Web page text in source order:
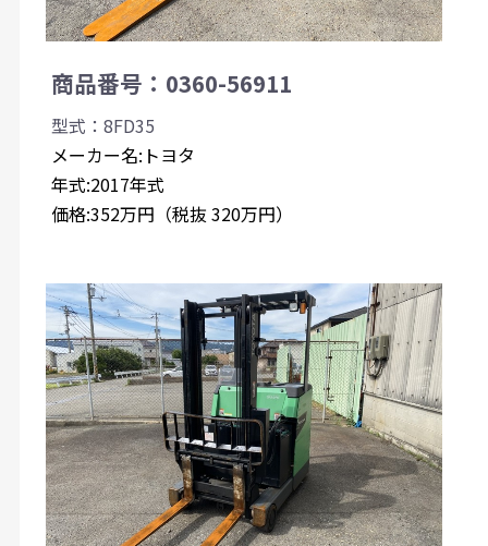
商品番号：0360-56911
型式：8FD35
メーカー名:トヨタ
年式:2017年式
価格:352万円（税抜 320万円）